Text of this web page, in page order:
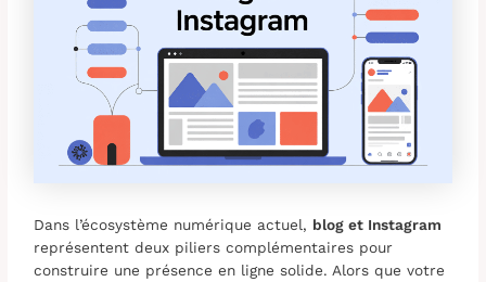
Dans l’écosystème numérique actuel, blog et Instagram
représentent deux piliers complémentaires pour
construire une présence en ligne solide. Alors que votre